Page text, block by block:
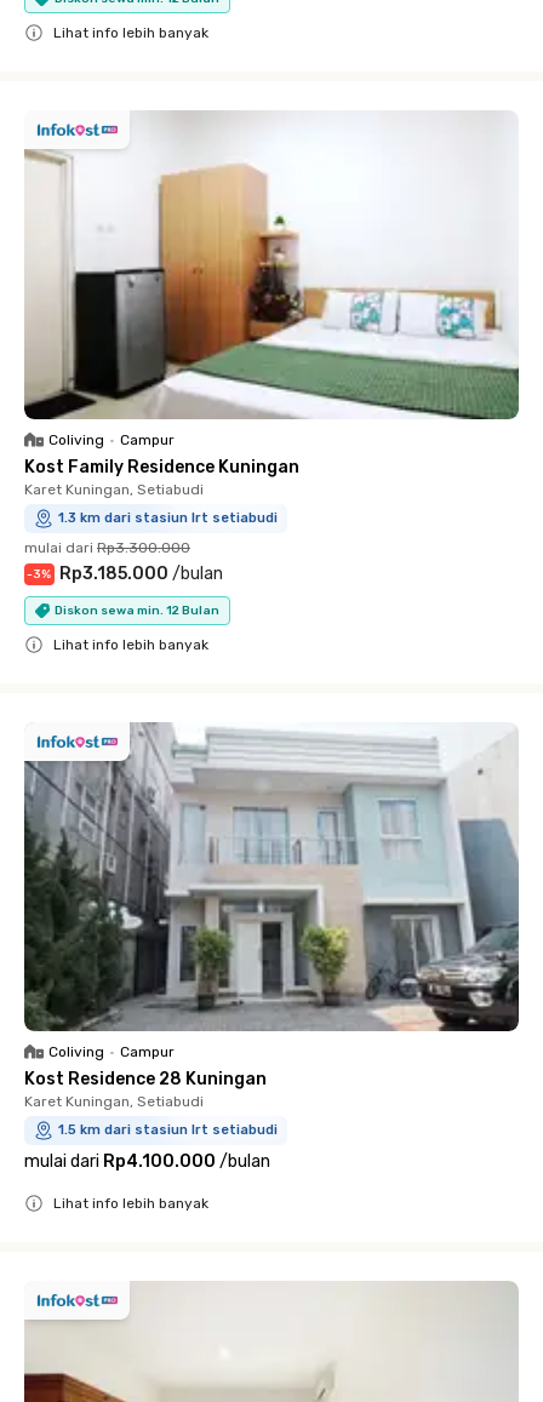
Lihat info lebih banyak
Coliving • Campur
Kost Family Residence Kuningan
Karet Kuningan, Setiabudi
1.3 km dari stasiun lrt setiabudi
mulai dari Rp3.300.000
-3% Rp3.185.000 /bulan
Diskon sewa min. 12 Bulan
Lihat info lebih banyak
Coliving • Campur
Kost Residence 28 Kuningan
Karet Kuningan, Setiabudi
1.5 km dari stasiun lrt setiabudi
mulai dari Rp4.100.000 /bulan
Lihat info lebih banyak